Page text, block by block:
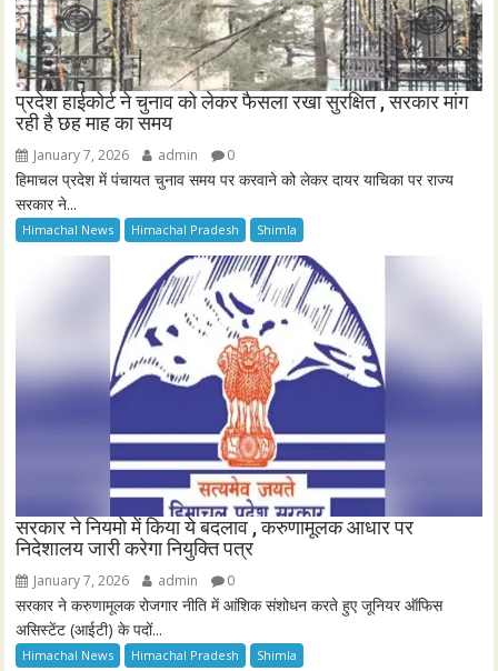
प्रदेश हाईकोर्ट ने चुनाव को लेकर फैसला रखा सुरक्षित , सरकार मांग
रही है छह माह का समय
January 7, 2026 admin 0
हिमाचल प्रदेश में पंचायत चुनाव समय पर करवाने को लेकर दायर याचिका पर राज्य
सरकार ने...
Himachal News Himachal Pradesh Shimla
सरकार ने नियमो में किया ये बदलाव , करुणामूलक आधार पर
निदेशालय जारी करेगा नियुक्ति पत्र
January 7, 2026 admin 0
सरकार ने करुणामूलक रोजगार नीति में आंशिक संशोधन करते हुए जूनियर ऑफिस
असिस्टेंट (आईटी) के पदों...
Himachal News Himachal Pradesh Shimla